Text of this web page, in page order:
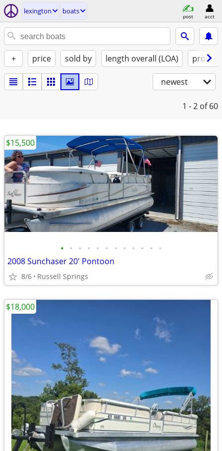
lexington boats
post acct
+ price sold by length overall (LOA)
newest
1 - 2 of 60
• • • • • • • • • • • •
2008 Sunchaser 20' Pontoon
8/6 Russell Springs
$15,500
$18,000